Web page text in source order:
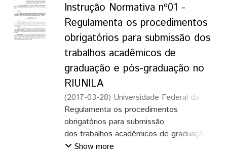
Instrução Normativa nº01 -
Regulamenta os procedimentos
obrigatórios para submissão dos
trabalhos acadêmicos de
graduação e pós-graduação no
RIUNILA
(2017-03-28) Universidade Federal da
Integração Latino-Americana (Unila)
Regulamenta os procedimentos
obrigatórios para submissão
dos trabalhos acadêmicos de graduação e
pós-graduação,
Show more